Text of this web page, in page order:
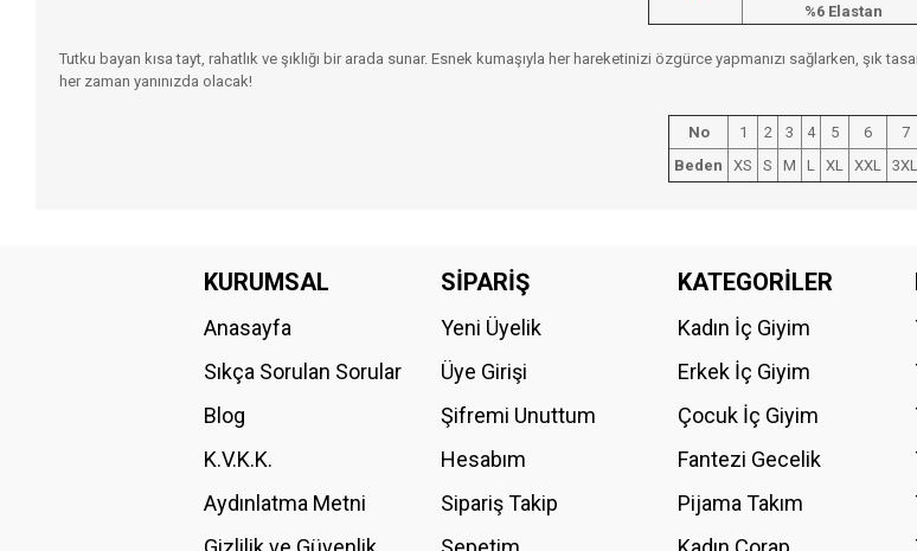
%6 Elastan
Tutku bayan kısa tayt, rahatlık ve şıklığı bir arada sunar. Esnek kumaşıyla her hareketinizi özgürce yapmanızı sağlarken, şık
her zaman yanınızda olacak!
No 1 2 3 4 5 6
7
Beden
XS S M L XL XXL 3XL
Bu ürüne ilk yorumu siz yapın!
Ürün resmi kalitesiz, bozuk veya görüntülenemiyor.
Ürün fiyatı diğer sitelerden daha pahalı.
Bu ürüne benzer farklı alternatifler olmalı.
KURUMSAL
Anasayfa
Sıkça Sorulan Sorular
Blog
K.V.K.K.
Aydınlatma Metni
SİPARİŞ
Yeni Üyelik
Üye Girişi
Şifremi Unuttum
Hesabım
Sipariş Takip
KATEGORİLER
Kadın İç Giyim
Erkek İç Giyim
Çocuk İç Giyim
Fantezi Gecelik
Pijama Takım